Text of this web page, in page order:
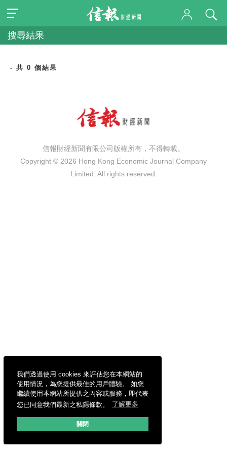
我們透過使用 cookies 來評估您在本網站的
使用情況，為您提供最佳的用戶體驗。 如您
繼續使用本網站所提供之內容或服務，即代表
您已同意我們最新之私隱條款。
了解更多
關閉
搜尋結果
- 共 0 個結果
信報財經新聞有限公司版權所有，不得轉載。
Copyright © 2026 Hong Kong Economic Journal Company
Limited. All rights reserved.